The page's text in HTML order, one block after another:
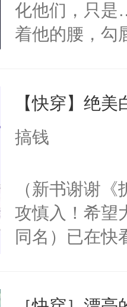
化他们，只是
着他的腰，勾
来，给老公
用力——为你
【快穿】绝
搞钱
（新书谢谢
攻慎入！希望
同名）已在快